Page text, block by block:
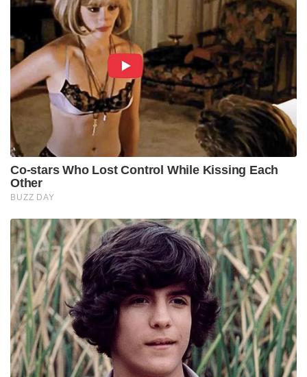
45 ब्राज़िल
सिंगापुर
47 सर्द
48 ऑस्ट्रेलिया 10%
49 कोलंबिया 10%
यूनाइटेड किंगडम 10%